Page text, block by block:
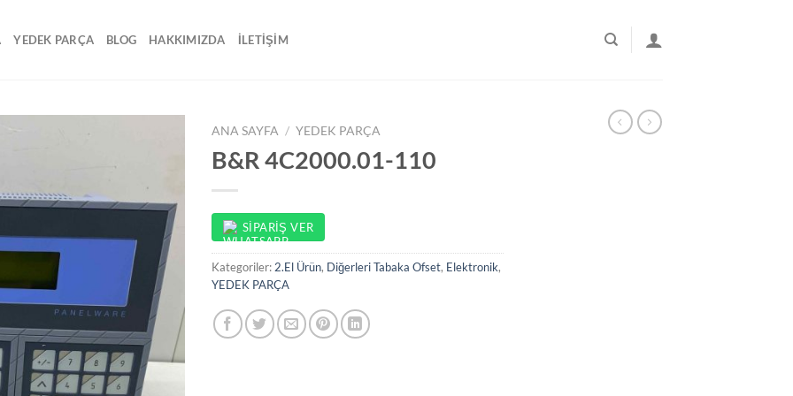
YEDEK PARÇA BLOG HAKKIMIZDA İLETİŞİM
ANA SAYFA / YEDEK PARÇA
B&R 4C2000.01-110
SIPARIŞ VER
Kategoriler:2.El Ürün, Diğerleri Tabaka Ofset, Elektronik,
YEDEK PARÇA